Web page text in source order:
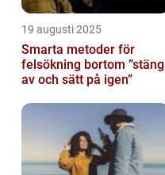
19 augusti 2025
Smarta metoder för
felsökning bortom ”stäng
av och sätt på igen”